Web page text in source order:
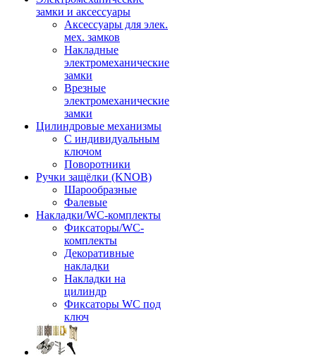
замки и аксессуары
Аксессуары для элек.
мех. замков
Накладные
электромеханические
замки
Врезные
электромеханические
замки
Цилиндровые механизмы
С индивидуальным
ключом
Поворотники
Ручки защёлки (KNOB)
Шарообразные
Фалевые
Накладки/WC-комплекты
Фиксаторы/WC-
комплекты
Декоративные
накладки
Накладки на
цилиндр
Фиксаторы WC под
ключ